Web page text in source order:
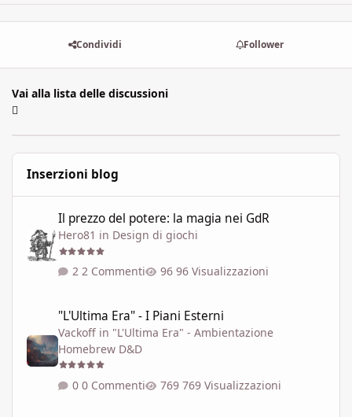
Condividi Follower
Vai alla lista delle discussioni
Inserzioni blog
Il prezzo del potere: la magia nei GdR
Hero81 in Design di giochi
2 Commenti 96 Visualizzazioni
"L'Ultima Era" - I Piani Esterni
Vackoff in "L'Ultima Era" - Ambientazione
Homebrew D&D
0 Commenti 769 Visualizzazioni